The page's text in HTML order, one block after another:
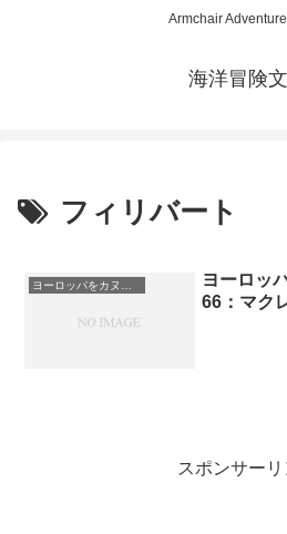
Armchair
海洋冒険
フィリバート
ヨーロッ
66：マク
スポンサーリ